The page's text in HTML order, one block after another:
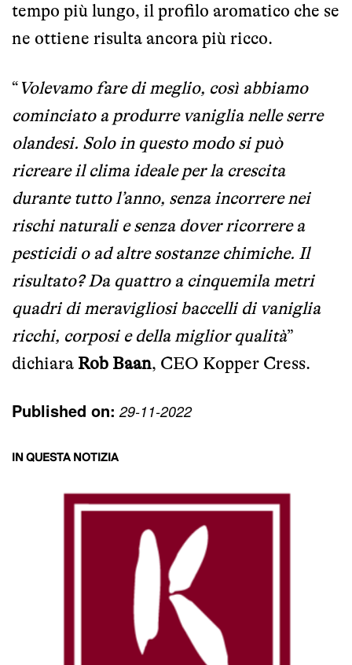
tempo più lungo, il profilo aromatico che se
ne ottiene risulta ancora più ricco.
“ Volevamo fare di meglio, così abbiamo
cominciato a produrre vaniglia nelle serre
olandesi. Solo in questo modo si può
ricreare il clima ideale per la crescita
durante tutto l’anno, senza incorrere nei
rischi naturali e senza dover ricorrere a
pesticidi o ad altre sostanze chimiche. Il
risultato? Da quattro a cinquemila metri
quadri di meravigliosi baccelli di vaniglia
ricchi, corposi e della miglior qualità”
dichiara Rob Baan, CEO Kopper Cress.
Published on: 29-11-2022
IN QUESTA NOTIZIA